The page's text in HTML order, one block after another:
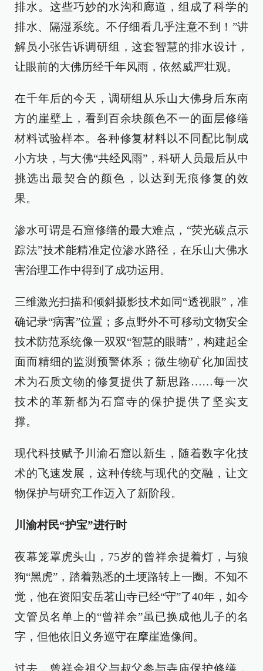
排水。这些巧妙的水沟和廊道，组成了科学的
排水、隔湿系统。不仔细看几乎注意不到！”讲
解员小张告诉调研组，这套智慧的排水设计，
让眼前的大佛历经千年风雨，依然威严壮观。
在千年后的今天，调研组从乐山大佛身后东南
方的崖壁上，看到百余块颜色不一的面层修缮
材料试验样本。各种修复材料以不同配比制成
小方块，与大佛“共经风雨”，科研人员最后从中
挑选出最契合的颜色，以达到无痕修复的效
果。
渗水可谓是石窟修缮的最大难点，“荧光碳点示
踪法”技术能精准定位渗水路径，在乐山大佛水
害治理工作中得到了成功运用。
三维激光扫描和倾斜摄影技术如同“透视眼”，准
确记录“病害”位置；多点野外不可移动文物安全
技术防范系统像一双双“智慧的眼睛”，构建起全
面而精细的监测预警体系；微生物矿化加固技
术为石质文物的修复提供了新思路……每一次
技术的革新都为石窟寺的保护提供了坚实支
撑。
现代科技赋予川渝石窟以新生，随着数字化技
术的飞速发展，这种传统与现代的交融，让文
物保护与研究工作迈入了新阶段。
川渝村民“护宝”进行时
夜幕笼罩虎头山，75岁的曾祥余提着灯，与狼
狗“黑虎”，踏着熟悉的土埂路转上一圈。不知不
觉，他在资阳安岳茗山寺已经“守”了40年，如今
文管员名单上的“曾祥余”虽已换成他儿子的名
字，但他依旧义务巡守在摩崖造像间。
过去，曾祥余祖父与叔父参与寺庙保护修缮，